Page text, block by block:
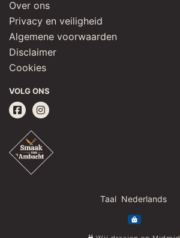
Over ons
Privacy en veiligheid
Algemene voorwaarden
Disclaimer
Cookies
VOLG ONS
Taal